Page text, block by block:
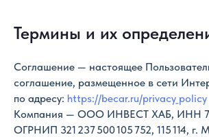
Термины и их
Соглашение — настоящее
соглашение, размещенное в сети
по адресу: https://becar.ru/privacy_policy
Компания — ООО ИНВЕСТ ХАБ, ИНН 7
ОГРНИП 321 237 500 105 752, 115 114, г.